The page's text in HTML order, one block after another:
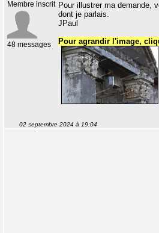
Membre inscrit
48 messages
Pour illustrer ma demande,
dont je parlais.
JPaul
Pour agrandir l'image,
02 septembre 2024 à 19:04